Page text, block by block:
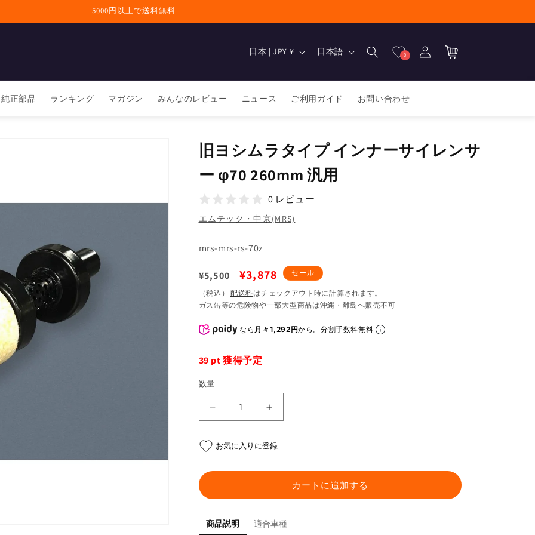
5000円以上で送料無料
国
地
域
日本 | JPY ¥
言
日本語 0
イ
ー
純正部品 ランキング マガジン みんなのレビュー ニュース ご利用ガイド お問い合わせ
旧ヨシムラタイプ インナーサイレンサ
ー φ70 260mm 汎用
0 レビュー
エムテック・中京(MRS)
SKU:
mrs-mrs-rs-70z
通
常
価
格
¥5,500
セ
ー
ル
価
¥3,878 セール
（税込） 配送料はチェックアウト時に計算されます。
ガス缶等の危険物や一部大型商品は沖縄・離島へ販売不可
なら 月々1,292円から。分割手数料無料
39 pt 獲得予定
数量
シ
ラ
イ
イ
旧
シ
ラ
イ
イ
お気に入りに登録
カートに追加する
商品説明 適合車種